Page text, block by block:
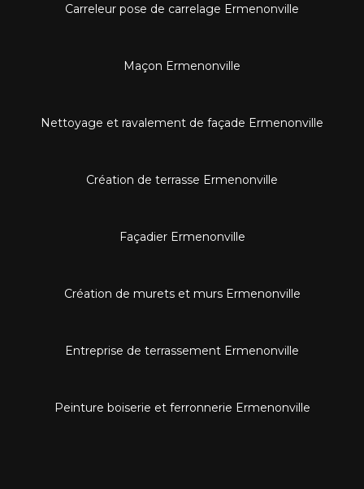
Carreleur pose de carrelage Ermenonville
Maçon Ermenonville
Nettoyage et ravalement de façade Ermenonville
Création de terrasse Ermenonville
Façadier Ermenonville
Création de murets et murs Ermenonville
Entreprise de terrassement Ermenonville
Peinture boiserie et ferronnerie Ermenonville